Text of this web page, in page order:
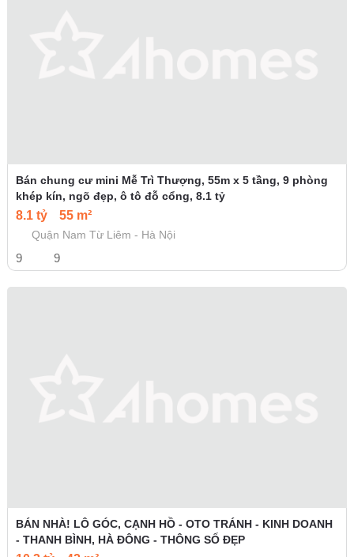
Bán chung cư mini Mễ Trì Thượng, 55m x 5 tầng, 9 phòng
khép kín, ngõ đẹp, ô tô đỗ cổng, 8.1 tỷ
8.1 tỷ 55 m²
Quận Nam Từ Liêm - Hà Nội
9 9
BÁN NHÀ! LÔ GÓC, CẠNH HỒ - OTO TRÁNH - KINH DOANH
- THANH BÌNH, HÀ ĐÔNG - THÔNG SỐ ĐẸP